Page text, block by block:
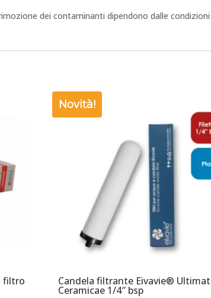
dei contaminanti dipendono dalle
filtro
Novità!
Candela filtrante Eivavie®
Ceramicae 1/4″ bsp